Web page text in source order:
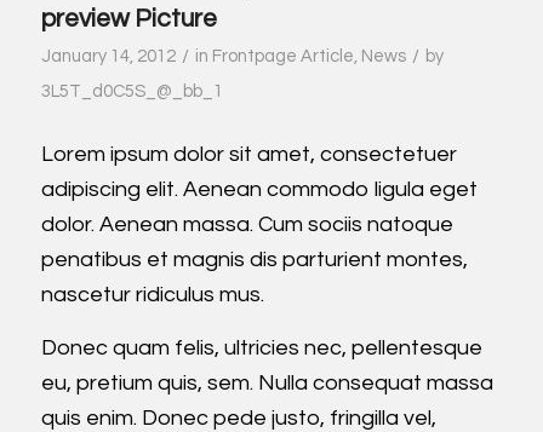
preview Picture
January 14, 2012 / in Frontpage Article News / by
3L5T_d0C5S_@_bb_1
Lorem ipsum dolor sit amet, consectetuer
adipiscing elit. Aenean commodo ligula eget
dolor. Aenean massa. Cum sociis natoque
penatibus et magnis dis parturient montes,
nascetur ridiculus mus.
Donec quam felis, ultricies nec, pellentesque
eu, pretium quis, sem. Nulla consequat massa
quis enim. Donec pede justo, fringilla vel,